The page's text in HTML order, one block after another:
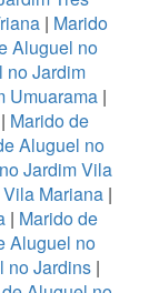
| Marido
Aluguel no
no Jardim
Umuarama|
| Marido de
Aluguel no
Jardim Vila
Mariana|
| Marido de
Aluguel no
no Jardins |